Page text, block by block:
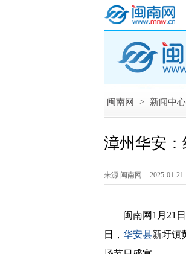
闽南网 > 新闻中心
漳州华安
来源:闽南网 2025-01-21
闽南网1月21日
日， 华安县新圩镇